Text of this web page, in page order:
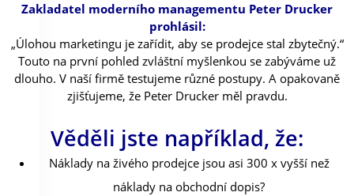
Zakladatel moderního managementu Peter Drucker
prohlásil:
„Úlohou marketingu je zařídit, aby se prodejce stal zbytečný.“
Touto na první pohled zvláštní myšlenkou se zabýváme už
dlouho. V naší firmě testujeme různé postupy. A opakovaně
zjišťujeme, že Peter Drucker měl pravdu.
Věděli jste například, že:
Náklady na živého prodejce jsou asi 300 x vyšší než
náklady na obchodní dopis?